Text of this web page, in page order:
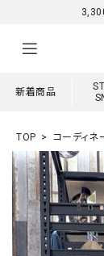
新着商品
TOP コーディネ